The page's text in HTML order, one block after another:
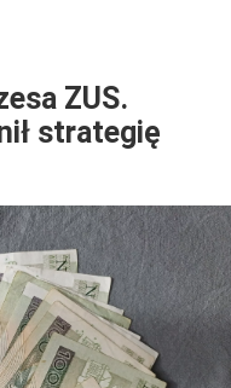
ZUS.
strategię